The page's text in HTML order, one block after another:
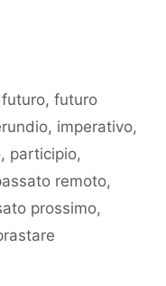
futuro,futuro
, imperativo,
, participio,
remoto,
prossimo,